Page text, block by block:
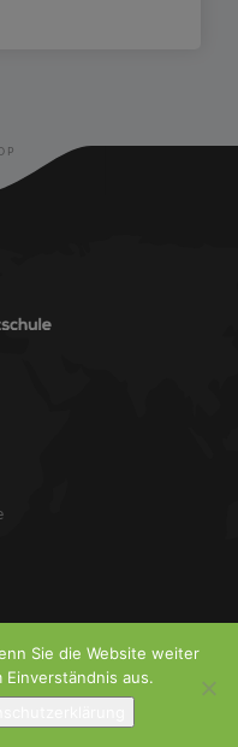
DATENSCHUTZ
Sie die Website weiter
aus.